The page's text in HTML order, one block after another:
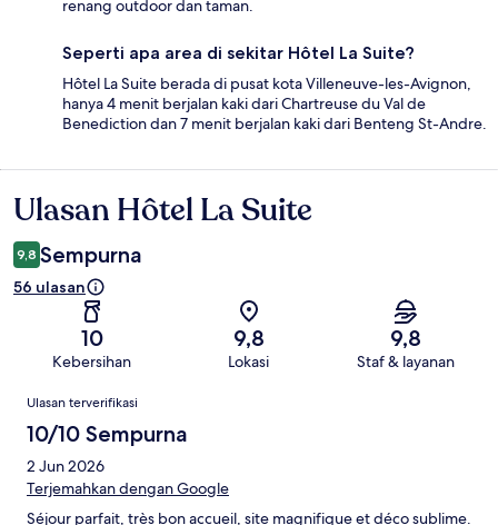
renang outdoor dan taman.
Seperti apa area di sekitar Hôtel La Suite?
Hôtel La Suite berada di pusat kota Villeneuve-les-Avignon,
hanya 4 menit berjalan kaki dari Chartreuse du Val de
Benediction dan 7 menit berjalan kaki dari Benteng St-Andre.
Ulasan
Ulasan Hôtel La Suite
9,8 Sempurna
56 ulasan
10
Kebersihan
9,8
Lokasi
9,8
Staf & layanan
Ulasan
Ulasan terverifikasi
10/10 Sempurna
2 Jun 2026
Terjemahkan dengan Google
Séjour parfait, très bon accueil, site magnifique et déco sublime.